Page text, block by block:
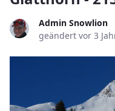
Admin Snowlion
geändert vor 3